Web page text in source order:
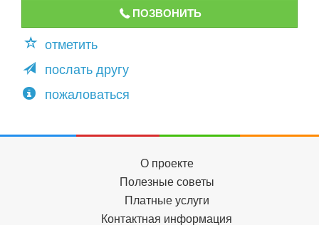
ПОЗВОНИТЬ
отметить
послать другу
пожаловаться
О проекте
Полезные советы
Платные услуги
Контактная информация